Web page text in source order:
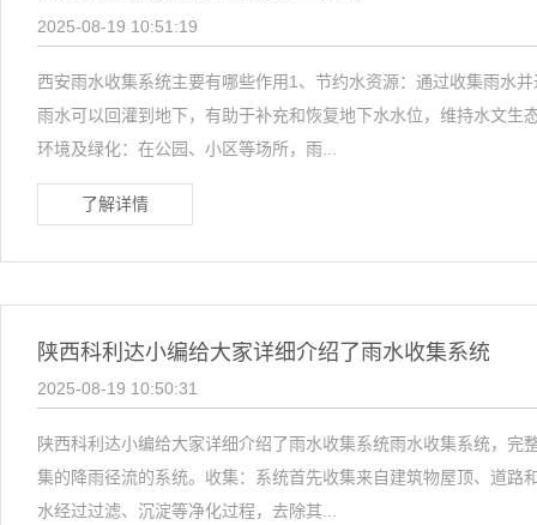
2025-08-19 10:51:19
西安雨水收集系统主要有哪些作用1、节约水资源：通过收集雨水
雨水可以回灌到地下，有助于补充和恢复地下水水位，维持水文
环境及绿化：在公园、小区等场所，雨...
了解详情
陕西科利达小编给大家详细介绍了雨水收集系统
2025-08-19 10:50:31
陕西科利达小编给大家详细介绍了雨水收集系统雨水收集系统，
集的降雨径流的系统。收集：系统首先收集来自建筑物屋顶、道
水经过过滤、沉淀等净化过程，去除其...